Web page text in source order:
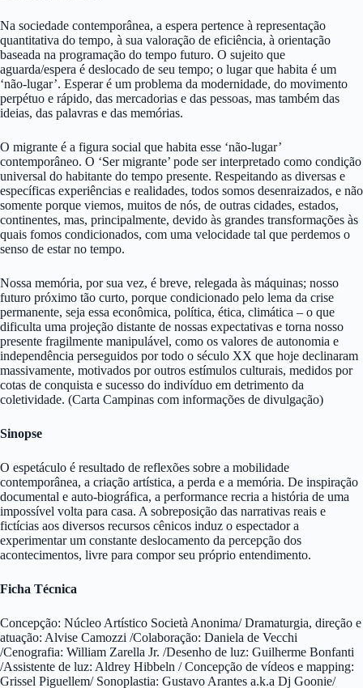
Na sociedade contemporânea, a espera pertence à representação
quantitativa do tempo, à sua valoração de eficiência, à orientação
baseada na programação do tempo futuro. O sujeito que
aguarda/espera é deslocado de seu tempo; o lugar que habita é um
‘não-lugar’. Esperar é um problema da modernidade, do movimento
perpétuo e rápido, das mercadorias e das pessoas, mas também das
ideias, das palavras e das memórias.
O migrante é a figura social que habita esse ‘não-lugar’
contemporâneo. O ‘Ser migrante’ pode ser interpretado como condição
universal do habitante do tempo presente. Respeitando as diversas e
específicas experiências e realidades, todos somos desenraizados, e não
somente porque viemos, muitos de nós, de outras cidades, estados,
continentes, mas, principalmente, devido às grandes transformações às
quais fomos condicionados, com uma velocidade tal que perdemos o
senso de estar no tempo.
Nossa memória, por sua vez, é breve, relegada às máquinas; nosso
futuro próximo tão curto, porque condicionado pelo lema da crise
permanente, seja essa econômica, política, ética, climática – o que
dificulta uma projeção distante de nossas expectativas e torna nosso
presente fragilmente manipulável, como os valores de autonomia e
independência perseguidos por todo o século XX que hoje declinaram
massivamente, motivados por outros estímulos culturais, medidos por
cotas de conquista e sucesso do indivíduo em detrimento da
coletividade. (Carta Campinas com informações de divulgação)
Sinopse
O espetáculo é resultado de reflexões sobre a mobilidade
contemporânea, a criação artística, a perda e a memória. De inspiração
documental e auto-biográfica, a performance recria a história de uma
impossível volta para casa. A sobreposição das narrativas reais e
fictícias aos diversos recursos cênicos induz o espectador a
experimentar um constante deslocamento da percepção dos
acontecimentos, livre para compor seu próprio entendimento.
Ficha Técnica
Concepção: Núcleo Artístico Società Anonima/ Dramaturgia, direção e
atuação: Alvise Camozzi /Colaboração: Daniela de Vecchi
/Cenografia: William Zarella Jr. /Desenho de luz: Guilherme Bonfanti
/Assistente de luz: Aldrey Hibbeln / Concepção de vídeos e mapping:
Grissel Piguellem/ Sonoplastia: Gustavo Arantes a.k.a Dj Goonie/